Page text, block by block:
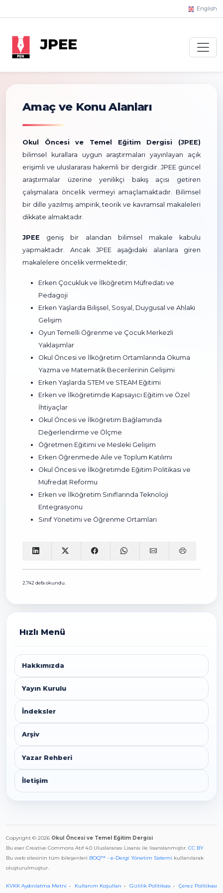
English
JPEE
Amaç ve Konu Alanları
Okul Öncesi ve Temel Eğitim Dergisi (JPEE)
bilimsel kurallara uygun araştırmaları yayınlayan açık
erişimli ve uluslararası hakemli bir dergidir. JPEE güncel
araştırmalar üzerine yenilikçi bakış açısı getiren
çalışmalara öncelik vermeyi amaçlamaktadır. Bilimsel
bir dille yazılmış ampirik, teorik ve kavramsal makaleleri
dikkate almaktadır.
JPEE geniş bir alandan bilimsel makale kabulu
yapmaktadır. Ancak JPEE aşağıdaki alanlara giren
makalelere öncelik vermektedir;
Erken Çocukluk ve İlköğretim Müfredatı ve
Pedagoji
Erken Yaşlarda Bilişsel, Sosyal, Duygusal ve Ahlaki
Gelişim
Oyun Temelli Öğrenme ve Çocuk Merkezli
Yaklaşımlar
Okul Öncesi ve İlköğretim Ortamlarında Okuma
Yazma ve Matematik Becerilerinin Gelişimi
Erken Yaşlarda STEM ve STEAM Eğitimi
Erken ve İlköğretimde Kapsayıcı Eğitim ve Özel
İhtiyaçlar
Okul Öncesi ve İlköğretim Bağlamında
Değerlendirme ve Ölçme
Öğretmen Eğitimi ve Mesleki Gelişim
Erken Öğrenmede Aile ve Toplum Katılımı
Okul Öncesi ve İlköğretimde Eğitim Politikası ve
Müfredat Reformu
Erken ve İlköğretim Sınıflarında Teknoloji
Entegrasyonu
Sınıf Yönetimi ve Öğrenme Ortamları
2.742 defa okundu.
Hızlı Menü
Hakkımızda
Yayın Kurulu
İndeksler
Arşiv
Yazar Rehberi
İletişim
Copyright © 2026 Okul Öncesi ve Temel Eğitim Dergisi
Bu eser Creative Commons Atıf 4.0 Uluslararası Lisansı ile lisanslanmıştır. CC BY
Bu web sitesinin tüm bileşenleri BOQ™ - e-Dergi Yönetim Sistemi kullanılarak
oluşturulmuştur.
KVKK Aydınlatma Metni Kullanım Koşulları Gizlilik Politikası Çerez Politikası